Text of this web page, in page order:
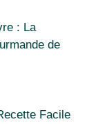
: La
de
Facile